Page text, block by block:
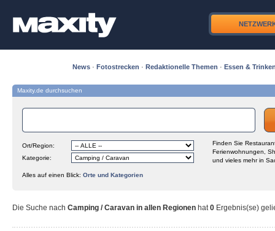
News · Fotostrecken · Redaktionelle Themen · Essen &
Maxity.de durchsuchen
Ort/Region:
Kategorie:
Finden Sie
Ferienwohnungen,
und vieles mehr in
Alles auf einen Blick: Orte und Kategorien
Die Suche nach Camping / Caravan in allen Regionen hat0 Ergebnis(se)